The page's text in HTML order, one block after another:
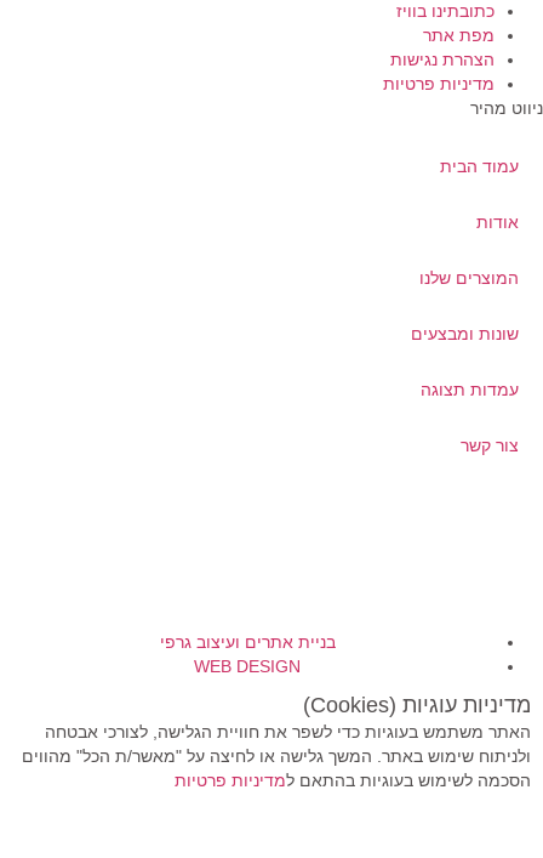
כתובתינו בוויז
מפת אתר
הצהרת נגישות
מדיניות פרטיות
מהיר
עמוד הבית
אודות
המוצרים שלנו
שונות ומבצעים
עמדות תצוגה
צור קשר
בניית אתרים ועיצוב גרפי
WEB DESIGN
מדיניות עוגיות (Cookies)
האתר משתמש בעוגיות כדי לשפר את חוויית הגלישה, לצורכי אבטחה
ולניתוח שימוש באתר. המשך גלישה או לחיצה על "מאשר/ת הכל" מהווים
הסכמה לשימוש בעוגיות בהתאם ל מדיניות פרטיות